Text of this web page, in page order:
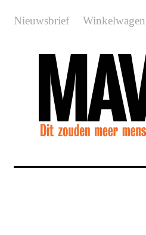
Nieuwsbrief Winkelwagen